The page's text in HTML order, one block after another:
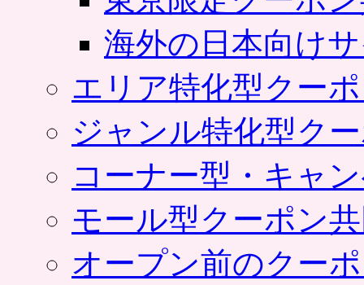
海外の日本向け
エリア特化型クー
ジャンル特化型ク
コーナー型・キャ
モール型クーポン
オープン前のクー